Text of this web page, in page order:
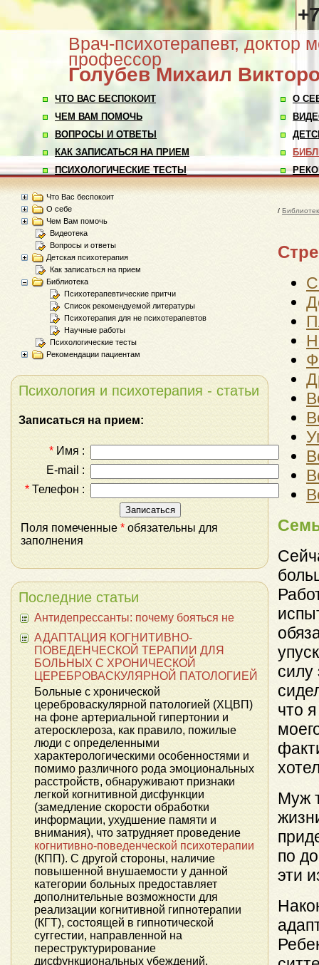
Врач-психотерапевт, доктор
профессор
ГолубевМихаил
ЧТО ВАС БЕСПОКОИТ
О
ЧЕМ ВАМ ПОМОЧЬ
ВОПРОСЫ И ОТВЕТЫ
КАК ЗАПИСАТЬСЯ НА ПРИЕМ
ПСИХОЛОГИЧЕСКИЕ ТЕСТЫ
/
силу
что
Муж
по
эти
Что Вас беспокоит
О себе
Чем Вам помочь
Видеотека
Вопросы и ответы
Детская психотерапия
Как записаться на прием
Библиотека
Психотерапевтические притчи
Список рекомендуемой литературы
Психотерапия для не психотерапевтов
Научные работы
Психологические тесты
Рекомендации пациентам
Психология и психотерапия - статьи
Записаться на прием:
* Имя :
E-mail :
* Телефон :
Поля помеченные * обязательны для
заполнения
Последние статьи
Антидепрессанты: почему бояться не
АДАПТАЦИЯ КОГНИТИВНО-
ПОВЕДЕНЧЕСКОЙ ТЕРАПИИ ДЛЯ
БОЛЬНЫХ С ХРОНИЧЕСКОЙ
ЦЕРЕБРОВАСКУЛЯРНОЙ ПАТОЛОГИЕЙ
Больные с хронической
цереброваскулярной патологией (ХЦВП)
на фоне артериальной гипертонии и
атеросклероза, как правило, пожилые
люди с определенными
характерологическими особенностями и
помимо различного рода эмоциональных
расстройств, обнаруживают признаки
легкой когнитивной дисфункции
(замедление скорости обработки
информации, ухудшение памяти и
внимания), что затрудняет проведение
когнитивно-поведенческой психотерапии
(КПП). С другой стороны, наличие
повышенной внушаемости у данной
категории больных предоставляет
дополнительные возможности для
реализации когнитивной гипнотерапии
(КГТ), состоящей в гипнотической
суггестии, направленной на
переструктурирование
дисфункциональных убеждений.